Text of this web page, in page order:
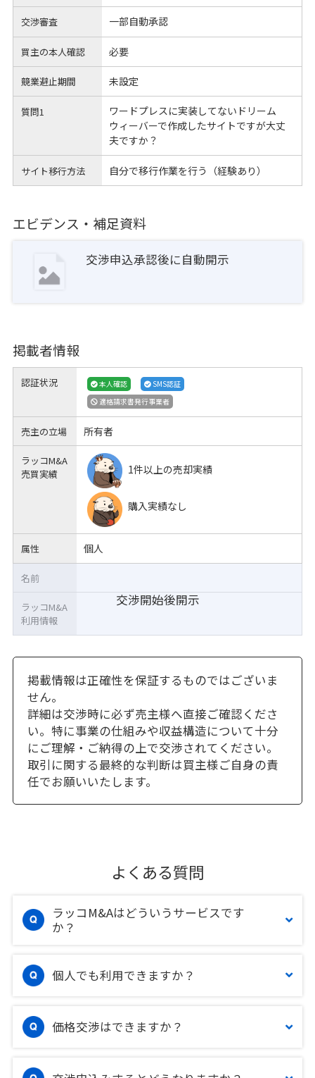
交渉審査 一部自動承認
買主の本人確認 必要
競業避止期間 未設定
質問1
ワードプレスに実装してないドリーム
ウィーバーで作成したサイトですが大丈
夫ですか？
サイト移行方法 自分で移行作業を行う（経験あり）
エビデンス・補足資料
交渉申込承認後に自動開示
掲載者情報
認証状況 本人確認
SMS認証
適格請求書発行事業者
売主の立場 所有者
ラッコM&A
売買実績
1件以上の売却実績
購入実績なし
属性 個人
交渉開始後開示
名前
ラッコM&A
利用情報
掲載情報は正確性を保証するものではございま
せん。
詳細は交渉時に必ず売主様へ直接ご確認くださ
い。特に事業の仕組みや収益構造について十分
にご理解・ご納得の上で交渉されてください。
取引に関する最終的な判断は買主様ご自身の責
任でお願いいたします。
よくある質問
ラッコM&Aはどういうサービスです
か？
個人でも利用できますか？
価格交渉はできますか？